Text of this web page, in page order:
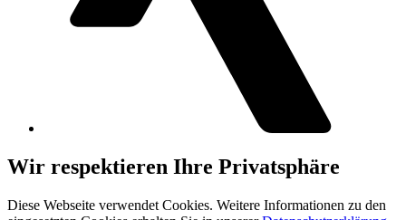
Wir respektieren Ihre Privatsphäre
Diese Webseite verwendet Cookies. Weitere Informationen zu den